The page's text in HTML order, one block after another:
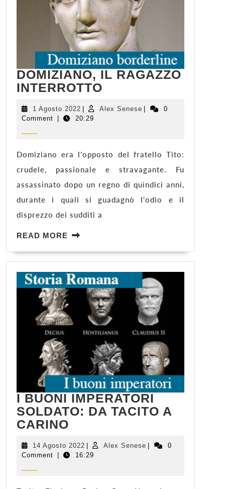
DOMIZIANO, IL RAGAZZO
INTERROTTO
RAGAZZO
1 Agosto 2022 1
Agosto
Alex Senese Alex
0
Comment
20:29
Domiziano era l'opposto del fratello Tito:
crudele, passionale e stravagante. Fu
assassinato dopo un regno di quindici anni,
durante i quali si guadagnò l'odio e il
disprezzo dei sudditi a
READ MORE READ
I BUONI IMPERATORI
SOLDATO: DA TACITO A
CARINO
IMPERATORI
SOLDATO:
14 Agosto 2022 14
Agosto
| Alex Senese Alex
|
0
Comment
| 16:29